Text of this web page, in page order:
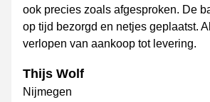
ook precies zoals afgesproken. De
op tijd bezorgd en netjes geplaatst.
verlopen van aankoop tot levering.
Thijs Wolf
Nijmegen